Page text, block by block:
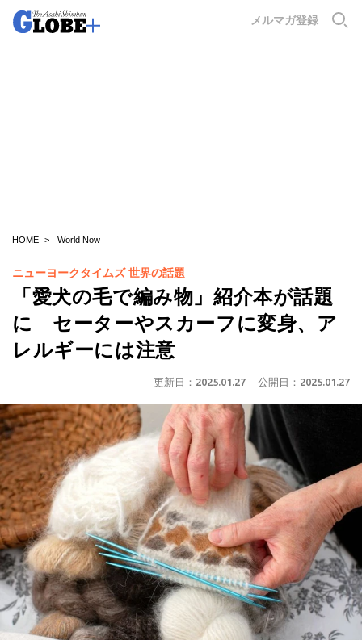
メルマガ登録
HOME World Now
ニューヨークタイムズ 世界の話題
「愛犬の毛で編み物」紹介本が話題
に セーターやスカーフに変身、ア
レルギーには注意
更新日： 2025.01.27 公開日： 2025.01.27